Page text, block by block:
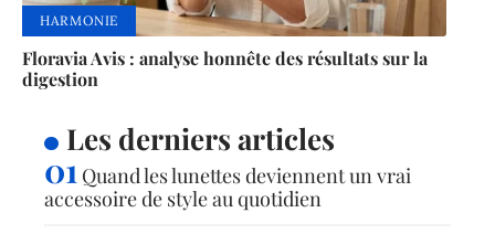
HARMONIE
Floravia Avis : analyse honnête des résultats sur la
digestion
Les derniers articles
Quand les lunettes deviennent un vrai
accessoire de style au quotidien